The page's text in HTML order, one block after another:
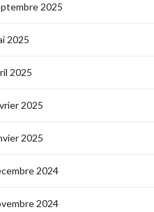
2025
2025
2025
2025
2025
2024
2024